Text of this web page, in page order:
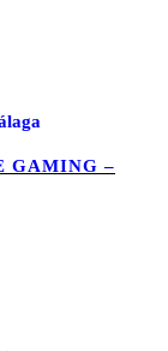
GAMING –